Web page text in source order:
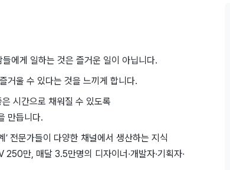
에게 일하는 것은 즐거운 일이 아닙니다.
거울 수 있다는 것을 느끼게 합니다.
시간으로 채워질 수 있도록
만듭니다.
전문가들이 다양한 채널에서 생산하는 지식
만, 매달 3.5만명의 디자이너·개발자·기획자·